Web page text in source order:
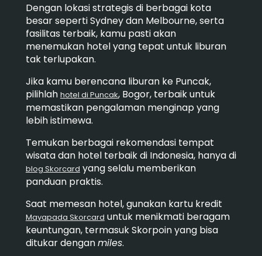
Dengan lokasi strategis di berbagai kota
besar seperti Sydney dan Melbourne, serta
fasilitas terbaik, kamu pasti akan
menemukan hotel yang tepat untuk liburan
tak terlupakan.
Jika kamu berencana liburan ke Puncak,
pilihlah hotel di Puncak, Bogor, terbaik untuk
memastikan pengalaman menginap yang
lebih istimewa.
Temukan berbagai rekomendasi tempat
wisata dan hotel terbaik di Indonesia, hanya di
blog Skorcard yang selalu memberikan
panduan praktis.
Saat memesan hotel, gunakan kartu kredit
Mayapada Skorcard untuk menikmati beragam
keuntungan, termasuk Skorpoin yang bisa
ditukar denganmiles.